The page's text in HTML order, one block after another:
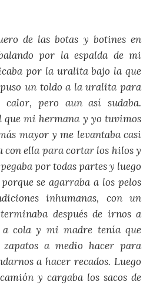
de las botas y botines en
por la espalda de mi
por la uralita bajo la que
un toldo a la uralita para
calor, pero aun así sudaba.
que mi hermana y yo tuvimos
mayor y me levantaba casi
con ella para cortar los hilos y
por todas partes y luego
se agarraba a los pelos
inhumanas, con un
después de irnos a
cola y mi madre tenía que
a medio hacer para
a hacer recados. Luego
y cargaba los sacos de